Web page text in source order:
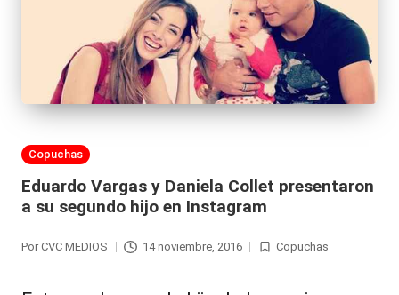
Publicada
Copuchas
Eduardo Vargas y Daniela Collet presentaron
a su segundo hijo en Instagram
Por CVC MEDIOS 14 noviembre, 2016
Publicada
Copuchas